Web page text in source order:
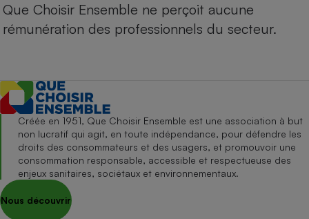
Que Choisir Ensemble ne perçoit aucune
rémunération des professionnels du secteur.
Créée en 1951, Que Choisir Ensemble est une association à but
non lucratif qui agit, en toute indépendance, pour défendre les
droits des consommateurs et des usagers, et promouvoir une
consommation responsable, accessible et respectueuse des
enjeux sanitaires, sociétaux et environnementaux.
Nous découvrir